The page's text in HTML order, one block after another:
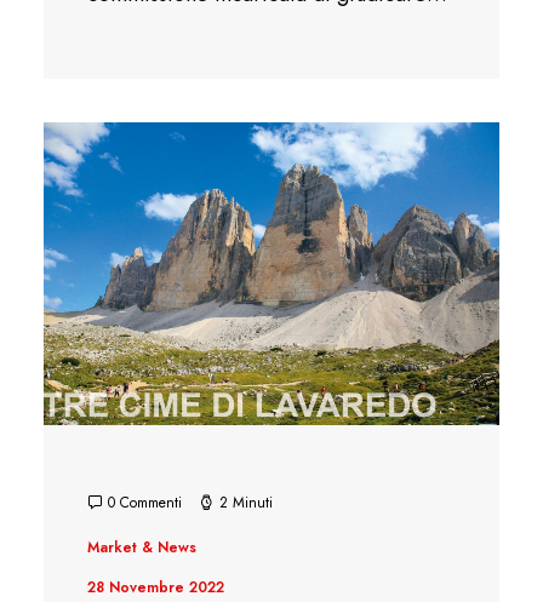
0 Commenti 2 Minuti
Market & News
28 Novembre 2022